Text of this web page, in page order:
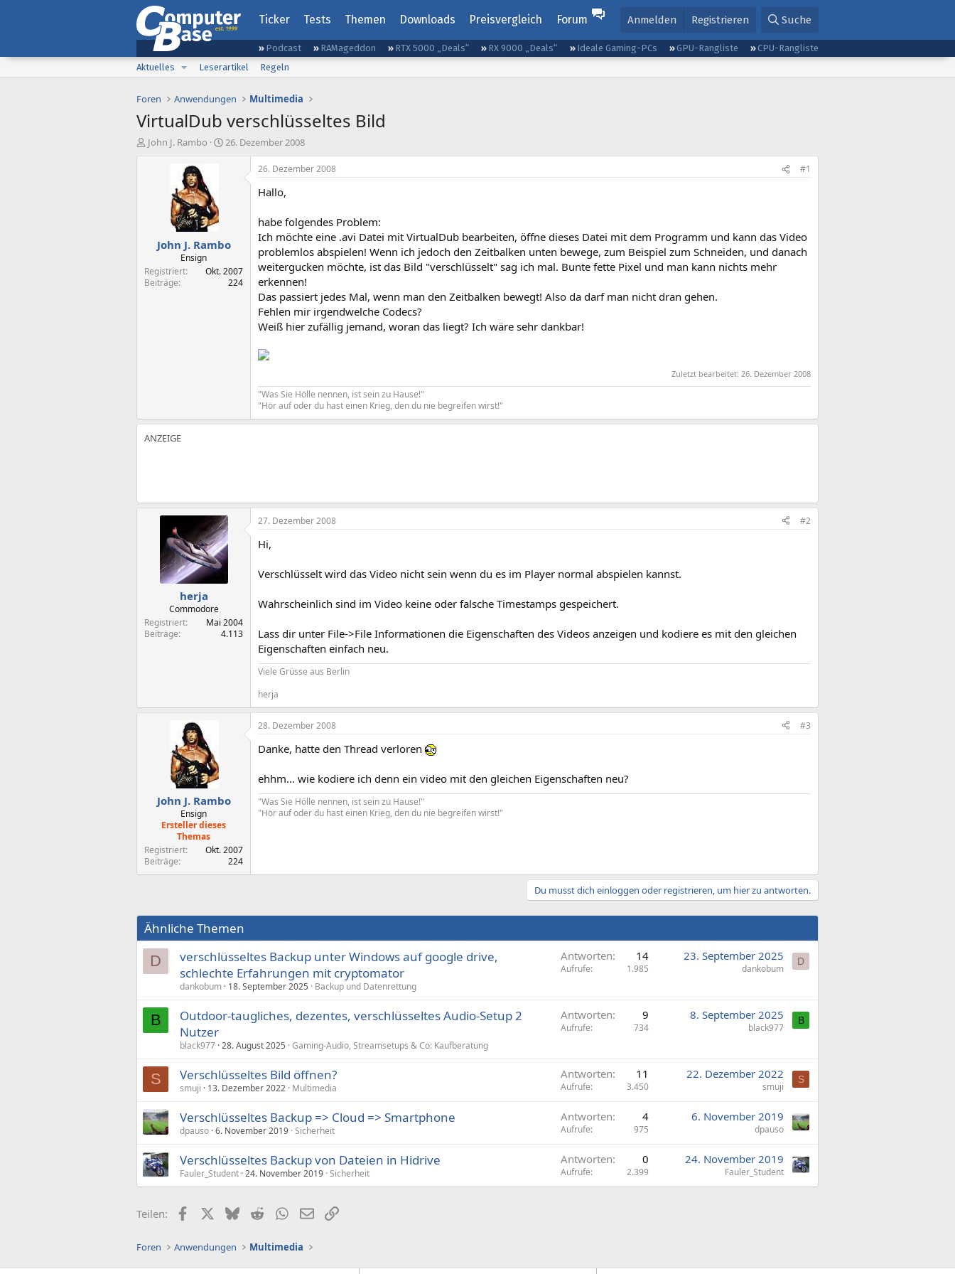
Ticker Tests Themen Downloads Preisvergleich Forum Anmelden Registrieren Suche
Podcast RAMageddon RTX 5000 „Deals“ RX 9000 „Deals“ Ideale Gaming-PCs GPU-Rangliste
CPU-Rangliste
Aktuelles
Leserartikel Regeln
Foren Anwendungen Multimedia
VirtualDub verschlüsseltes Bild
E
John J. Rambo
E
a
26. Dezember 2008
John J. Rambo
Ensign
Registriert
Okt. 2007
Beiträge
224
26. Dezember 2008 #1
Hallo,
habe folgendes Problem:
Ich möchte eine .avi Datei mit VirtualDub bearbeiten, öffne dieses Datei mit dem Programm und kann das Video
problemlos abspielen! Wenn ich jedoch den Zeitbalken unten bewege, zum Beispiel zum Schneiden, und danach
weitergucken möchte, ist das Bild "verschlüsselt" sag ich mal. Bunte fette Pixel und man kann nichts mehr
erkennen!
Das passiert jedes Mal, wenn man den Zeitbalken bewegt! Also da darf man nicht dran gehen.
Fehlen mir irgendwelche Codecs?
Weiß hier zufällig jemand, woran das liegt? Ich wäre sehr dankbar!
Zuletzt bearbeitet: 26. Dezember 2008
"Was Sie Hölle nennen, ist sein zu Hause!"
"Hör auf oder du hast einen Krieg, den du nie begreifen wirst!"
herja
Commodore
Registriert
Mai 2004
Beiträge
4.113
27. Dezember 2008 #2
Hi,
Verschlüsselt wird das Video nicht sein wenn du es im Player normal abspielen kannst.
Wahrscheinlich sind im Video keine oder falsche Timestamps gespeichert.
Lass dir unter File->File Informationen die Eigenschaften des Videos anzeigen und kodiere es mit den gleichen
Eigenschaften einfach neu.
Viele Grüsse aus Berlin
herja
John J. Rambo
Ensign
Ersteller dieses
Themas
Registriert
Okt. 2007
Beiträge
224
28. Dezember 2008 #3
Danke, hatte den Thread verloren
ehhm... wie kodiere ich denn ein video mit den gleichen Eigenschaften neu?
"Was Sie Hölle nennen, ist sein zu Hause!"
"Hör auf oder du hast einen Krieg, den du nie begreifen wirst!"
Du musst dich einloggen oder registrieren, um hier zu antworten.
Ähnliche Themen
D
verschlüsseltes Backup unter Windows auf google drive,
schlechte Erfahrungen mit cryptomator
dankobum 18. September 2025 Backup und Datenrettung
Antworten 14
Aufrufe 1.985
23. September 2025
dankobum
D
B
Outdoor-taugliches, dezentes, verschlüsseltes Audio-Setup 2
Nutzer
black977 28. August 2025 Gaming-Audio, Streamsetups & Co: Kaufberatung
Antworten 9
Aufrufe 734
8. September 2025
black977
B
S Verschlüsseltes Bild öffnen?
smuji 13. Dezember 2022 Multimedia
Antworten 11
Aufrufe 3.450
22. Dezember 2022
smuji
S
Verschlüsseltes Backup => Cloud => Smartphone
dpauso 6. November 2019 Sicherheit
Antworten 4
Aufrufe 975
6. November 2019
dpauso
Verschlüsseltes Backup von Dateien in Hidrive
Fauler_Student 24. November 2019 Sicherheit
Antworten 0
Aufrufe 2.399
24. November 2019
Fauler_Student
Teilen: FacebookX (Twitter)
BlueskyRedditWhatsApp
E-MailLink
Foren Anwendungen Multimedia